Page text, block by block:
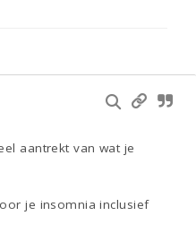
aantrekt van wat je
je insomnia inclusief